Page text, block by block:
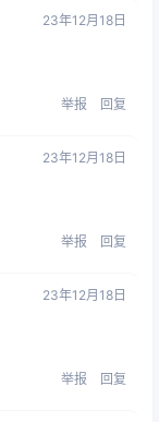
23年12月18日
举报 回复
23年12月18日
举报 回复
23年12月18日
举报 回复